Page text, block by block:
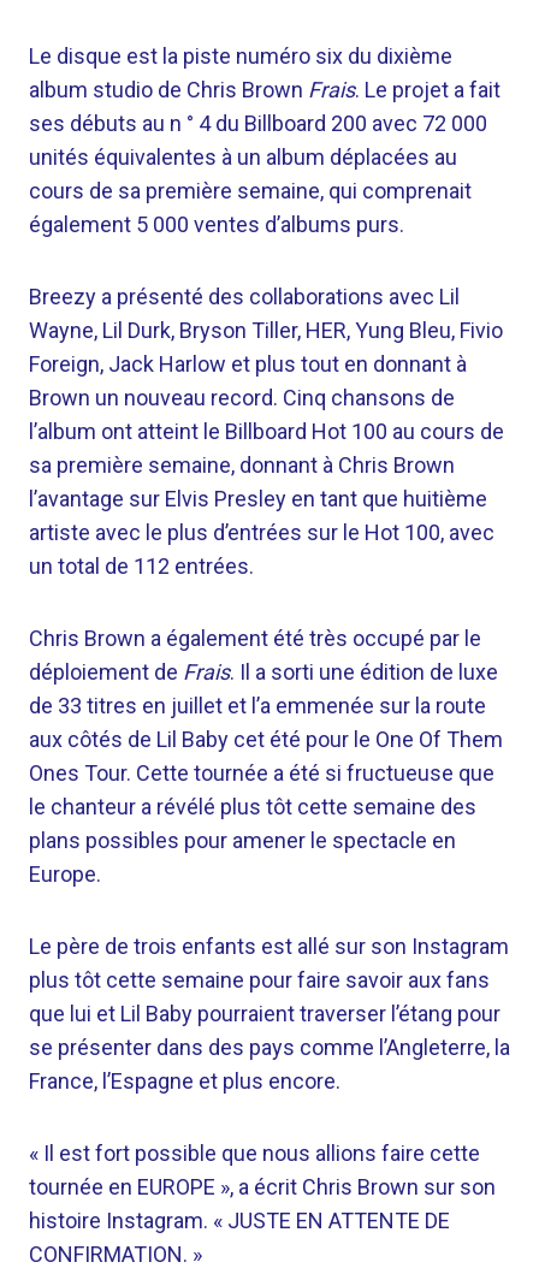
Le disque est la piste numéro six du dixième
album studio de Chris Brown Frais. Le projet a fait
ses débuts au n ° 4 du Billboard 200 avec 72 000
unités équivalentes à un album déplacées au
cours de sa première semaine, qui comprenait
également 5 000 ventes d’albums purs.
Breezy a présenté des collaborations avec Lil
Wayne, Lil Durk, Bryson Tiller, HER, Yung Bleu, Fivio
Foreign, Jack Harlow et plus tout en donnant à
Brown un nouveau record. Cinq chansons de
l’album ont atteint le Billboard Hot 100 au cours de
sa première semaine, donnant à Chris Brown
l’avantage sur Elvis Presley en tant que huitième
artiste avec le plus d’entrées sur le Hot 100, avec
un total de 112 entrées.
Chris Brown a également été très occupé par le
déploiement de Frais. Il a sorti une édition de luxe
de 33 titres en juillet et l’a emmenée sur la route
aux côtés de Lil Baby cet été pour le One Of Them
Ones Tour. Cette tournée a été si fructueuse que
le chanteur a révélé plus tôt cette semaine des
plans possibles pour amener le spectacle en
Europe.
Le père de trois enfants est allé sur son Instagram
plus tôt cette semaine pour faire savoir aux fans
que lui et Lil Baby pourraient traverser l’étang pour
se présenter dans des pays comme l’Angleterre, la
France, l’Espagne et plus encore.
« Il est fort possible que nous allions faire cette
tournée en EUROPE », a écrit Chris Brown sur son
histoire Instagram. « JUSTE EN ATTENTE DE
CONFIRMATION. »